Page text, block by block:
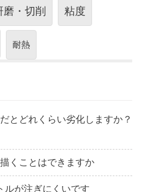
磨・切削 粘度
耐熱
とどれくらい劣化しますか？
くことはできますか
ルが注ぎにくいです